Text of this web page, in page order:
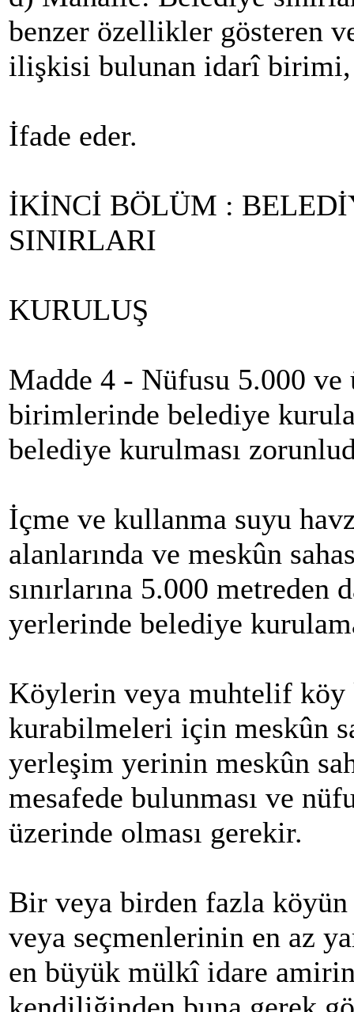
benzer özellikler gösteren
ilişkisi bulunan idarî birimi,
İfade eder.
İKİNCİ BÖLÜM :
SINIRLARI
KURULUŞ
Madde 4 - Nüfusu 5.000
birimlerinde belediye
belediye kurulması
İçme ve kullanma suyu
alanlarında ve meskûn
sınırlarına 5.000 metreden
yerlerinde belediye
Köylerin veya muhtelif köy
kurabilmeleri için meskûn
yerleşim yerinin meskûn
mesafede bulunması ve
üzerinde olması gerekir.
Bir veya birden fazla
veya seçmenlerinin en az
en büyük mülkî idare